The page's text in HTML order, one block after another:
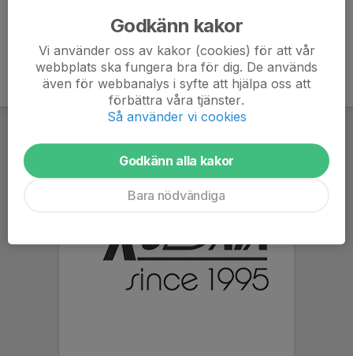
Godkänn kakor
Vi använder oss av kakor (cookies) för att vår
webbplats ska fungera bra för dig. De används
även för webbanalys i syfte att hjälpa oss att
förbättra våra tjänster.
Så använder vi cookies
Godkänn alla kakor
Bara nödvändiga